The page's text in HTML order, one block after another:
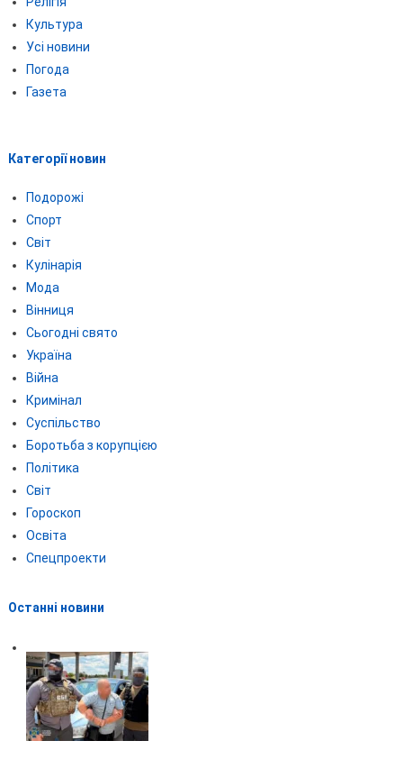
Культура
Усі новини
Погода
Газета
Категорії новин
Подорожі
Спорт
Світ
Кулінарія
Мода
Вінниця
Сьогодні свято
Україна
Війна
Кримінал
Суспільство
Боротьба з корупцією
Політика
Світ
Гороскоп
Освіта
Спецпроекти
Останні новини